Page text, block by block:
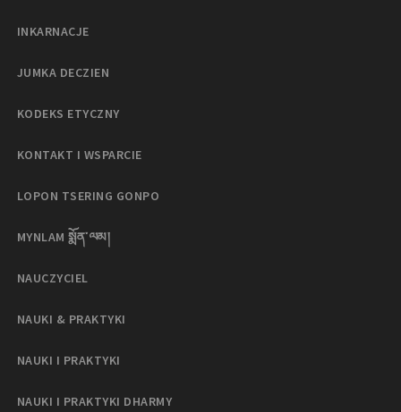
INKARNACJE
JUMKA DECZIEN
KODEKS ETYCZNY
KONTAKT I WSPARCIE
LOPON TSERING GONPO
MYNLAM སྨོན་ལམ།
NAUCZYCIEL
NAUKI & PRAKTYKI
NAUKI I PRAKTYKI
NAUKI I PRAKTYKI DHARMY